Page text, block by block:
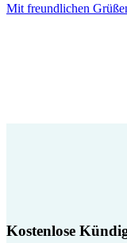
Mit freundlichen
Kostenlose